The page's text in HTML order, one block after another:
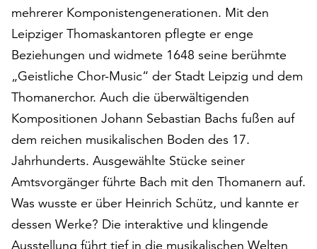
Cookies
zu
akzeptieren.
Sie
können
Ihr
Einverständnis
jederzeit
ändern
und
widerrufen.
Dafür
steht
Ihnen
mehrerer Komponistengenerationen. Mit den
Leipziger Thomaskantoren pflegte er enge
Beziehungen und widmete 1648 seine berühmte
„Geistliche Chor-Music“ der Stadt Leipzig und dem
Thomanerchor. Auch die überwältigenden
Kompositionen Johann Sebastian Bachs fußen auf
dem reichen musikalischen Boden des 17.
Jahrhunderts. Ausgewählte Stücke seiner
Amtsvorgänger führte Bach mit den Thomanern auf.
Was wusste er über Heinrich Schütz, und kannte er
dessen Werke? Die interaktive und klingende
Ausstellung führt tief in die musikalischen Welten